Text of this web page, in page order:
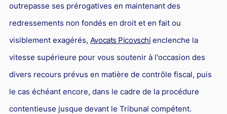
outrepasse ses prérogatives en maintenant des
redressements non fondés en droit et en fait ou
visiblement exagérés, Avocats Picovschi enclenche la
vitesse supérieure pour vous soutenir à l'occasion des
divers recours prévus en matière de contrôle fiscal, puis
le cas échéant encore, dans le cadre de la procédure
contentieuse jusque devant le Tribunal compétent.